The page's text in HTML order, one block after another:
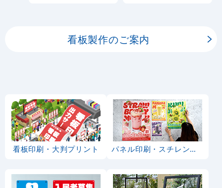
看板製作のご案内
看板印刷・大判プリント パネル印刷・スチレンボード